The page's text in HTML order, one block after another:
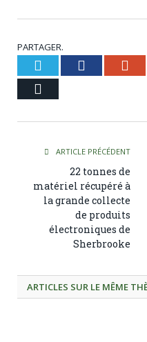
PARTAGER.
Twitter Facebook
ARTICLE PRÉCÉDENT
22 tonnes de
matériel récupéré à
la grande collecte
de produits
électroniques de
Sherbrooke
ARTICLES SUR LE MÊME